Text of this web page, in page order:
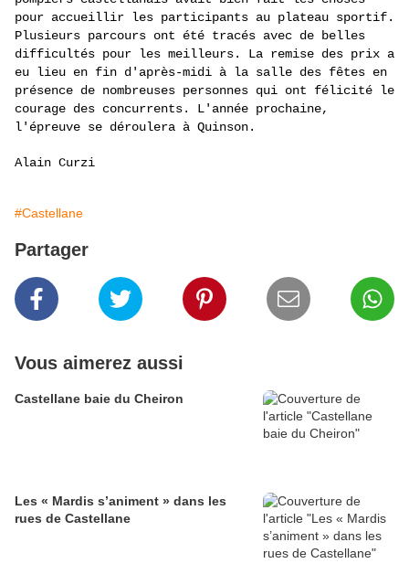
pour accueillir les participants au plateau sportif.
Plusieurs parcours ont été tracés avec de belles
difficultés pour les meilleurs. La remise des prix a
eu lieu en fin d'après-midi à la salle des fêtes en
présence de nombreuses personnes qui ont félicité le
courage des concurrents. L'année prochaine,
l'épreuve se déroulera à Quinson.
Alain Curzi
#Castellane
Partager
Vous aimerez aussi
Castellane baie du Cheiron
Les « Mardis s’animent » dans les
rues de Castellane